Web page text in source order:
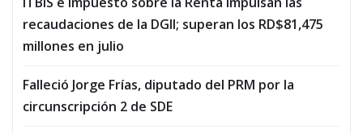
recaudaciones de la DGII; superan los RD$81,475
millones en julio
Falleció Jorge Frías, diputado del PRM por la
circunscripción 2 de SDE